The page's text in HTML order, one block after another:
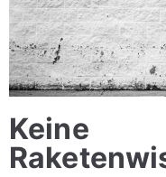
Keine